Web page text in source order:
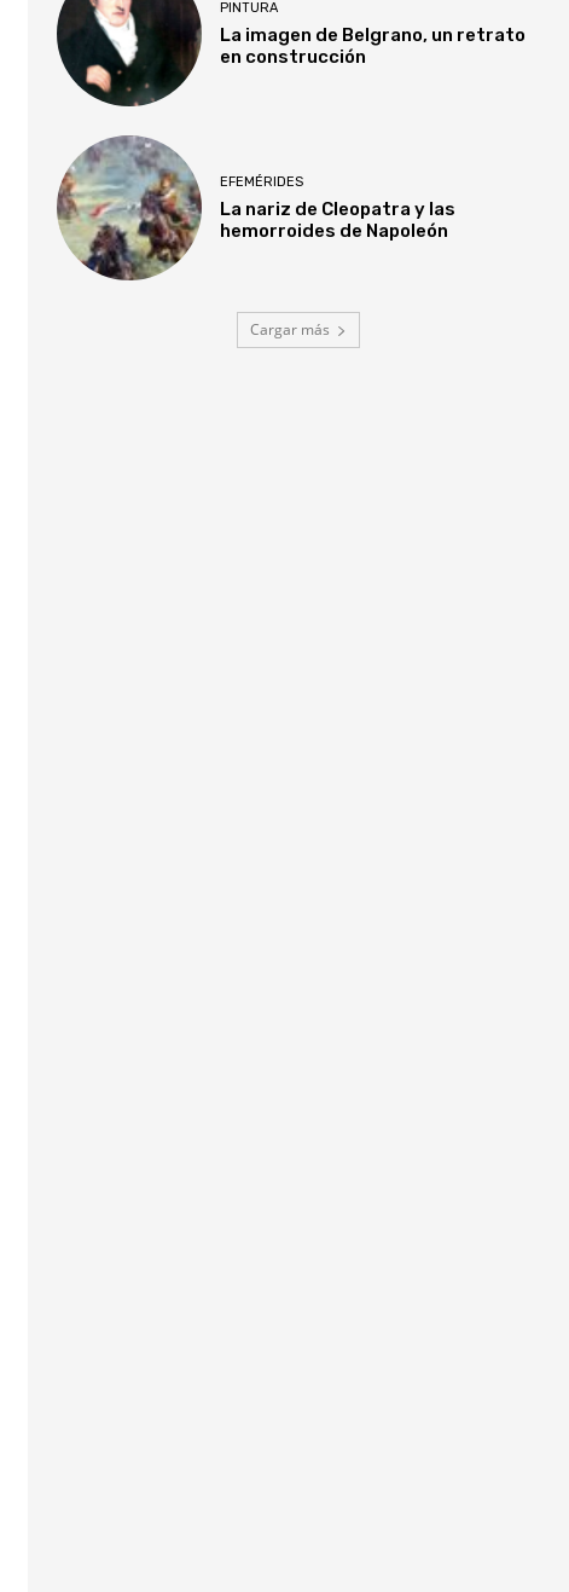
PINTURA
La imagen de Belgrano, un retrato
en construcción
EFEMÉRIDES
La nariz de Cleopatra y las
hemorroides de Napoleón
Cargar más